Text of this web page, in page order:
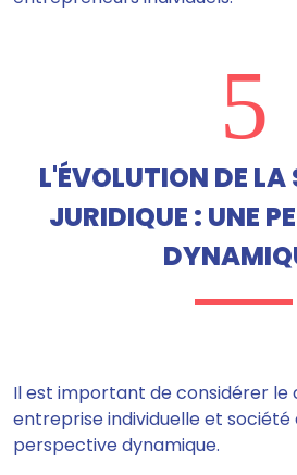
5
L'ÉVOLUTION DE LA
JURIDIQUE : UNE
Il est important de considérer le
entreprise individuelle et société
perspective dynamique.